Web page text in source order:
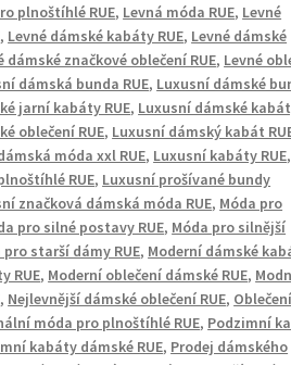
plnoštíhlé RUE, Levná móda RUE, Levné
, Levné dámské kabáty RUE, Levné dámské
dámské značkové oblečení RUE, Levné
dámská bunda RUE, Luxusní dámské
jarní kabáty RUE, Luxusní dámské
oblečení RUE, Luxusní dámský kabát
móda xxl RUE, Luxusní kabáty RUE,
RUE, Luxusní prošívané bundy
značková dámská móda RUE, Móda pro
pro silné postavy RUE, Móda pro silnější
pro starší dámy RUE, Moderní dámské
RUE, Moderní oblečení dámské RUE,
, Nejlevnější dámské oblečení RUE, Oblečení
móda pro plnoštíhlé RUE, Podzimní
kabáty dámské RUE, Prodej dámského